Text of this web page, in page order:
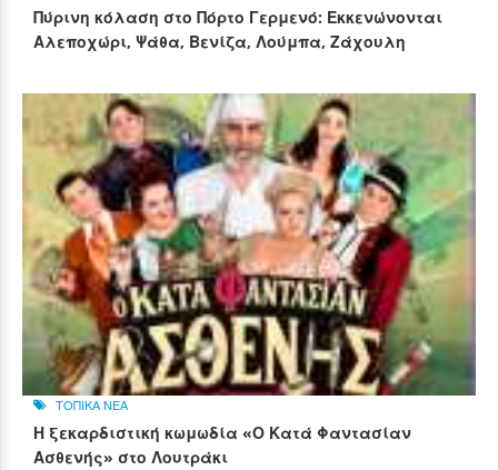
Πύρινη κόλαση στο Πόρτο Γερμενό: Εκκενώνονται
Αλεποχώρι, Ψάθα, Βενίζα, Λούμπα, Ζάχουλη
ΤΟΠΙΚΑ ΝΕΑ
Η ξεκαρδιστική κωμωδία «Ο Κατά Φαντασίαν
Ασθενής» στο Λουτράκι